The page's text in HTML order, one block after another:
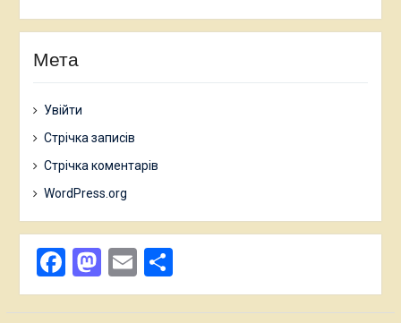
Мета
Увійти
Стрічка записів
Стрічка коментарів
WordPress.org
Facebook
Mastodon
Email